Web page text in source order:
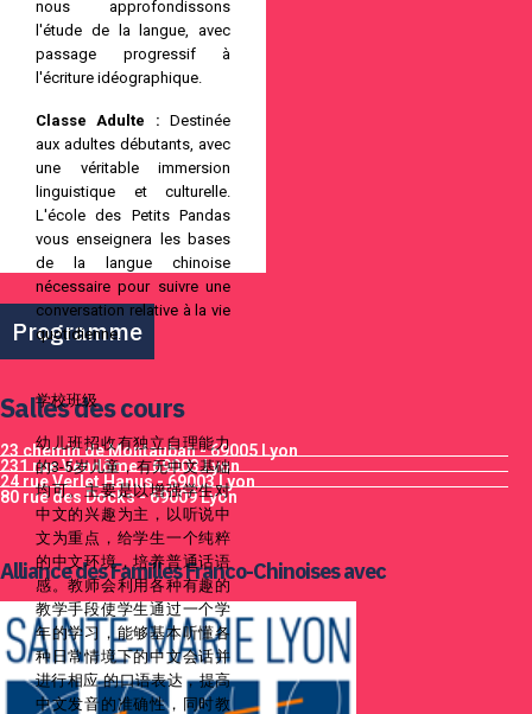
nous approfondissons
l'étude de la langue, avec
passage progressif à
l'écriture idéographique.
Classe Adulte : Destinée
aux adultes débutants, avec
une véritable immersion
linguistique et culturelle.
L'école des Petits Pandas
vous enseignera les bases
de la langue chinoise
nécessaire pour suivre une
conversation relative à la vie
quotidienne.
学校班级
幼儿班招收有独立自理能力
的3-5岁儿童，有无中文基础
均可。主要是以增强学生对
中文的兴趣为主，以听说中
文为重点，给学生一个纯粹
的中文环境，培养普通话语
感。教师会利用各种有趣的
教学手段使学生通过一个学
年的学习，能够基本听懂各
种日常情境下的中文会话并
进行相应 的口语表达，提高
中文发音的准确性，同时教
Programme
Salles des cours
23 chemin de Montauban - 69005 Lyon
231 rue Vendôme - 69003 Lyon
24 rue Verlet Hanus - 69003 Lyon
80 rue des Docks - 69009 Lyon
Alliance des Familles Franco-Chinoises avec